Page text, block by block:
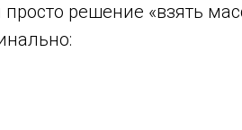
решение «взять